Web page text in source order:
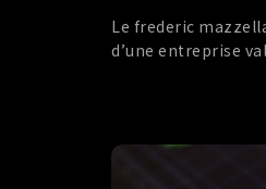
Le frederic
d’une entreprise